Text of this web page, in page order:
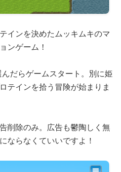
インを決めたムッキムキのマ
ンゲーム！
だらゲームスタート。別に姫
テインを拾う冒険が始まりま
削除のみ。広告も鬱陶しく無
ならなくていいですよ！